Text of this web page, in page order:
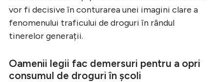
vor fi decisive în conturarea unei imagini clare a
fenomenului traficului de droguri în rândul
tinerelor generații.
Oamenii legii fac demersuri pentru a opri
consumul de droguri în școli